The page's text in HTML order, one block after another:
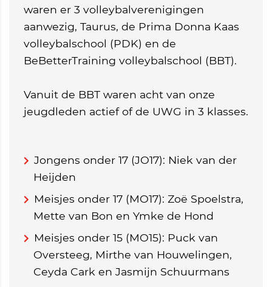
waren er 3 volleybalverenigingen
aanwezig, Taurus, de Prima Donna Kaas
volleybalschool (PDK) en de
BeBetterTraining volleybalschool (BBT).
Vanuit de BBT waren acht van onze
jeugdleden actief of de UWG in 3 klasses.
Jongens onder 17 (JO17): Niek van der
Heijden
Meisjes onder 17 (MO17): Zoë Spoelstra,
Mette van Bon en Ymke de Hond
Meisjes onder 15 (MO15): Puck van
Oversteeg, Mirthe van Houwelingen,
Ceyda Cark en Jasmijn Schuurmans